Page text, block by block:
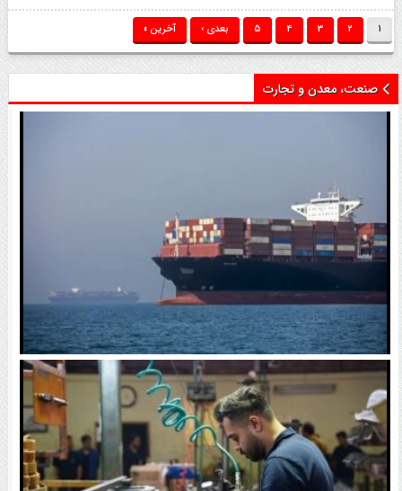
1
2
3
4
5 بعدی › آخرین »
صنعت، معدن و تجارت
مصر وارد عمل شد/ سفر مقامات امنیتی به ریاض درباره
باب‌المندب